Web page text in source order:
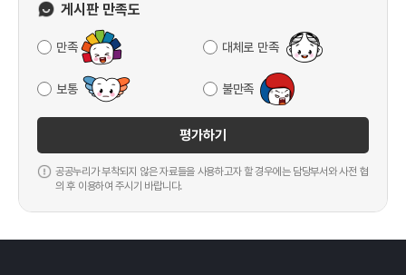
게시판 만족도
만족 대체로 만족
보통 불만족
평가하기
공공누리가 부착되지 않은 자료들을 사용하고자 할 경우에는 담당부서와 사전 협
의 후 이용하여 주시기 바랍니다.